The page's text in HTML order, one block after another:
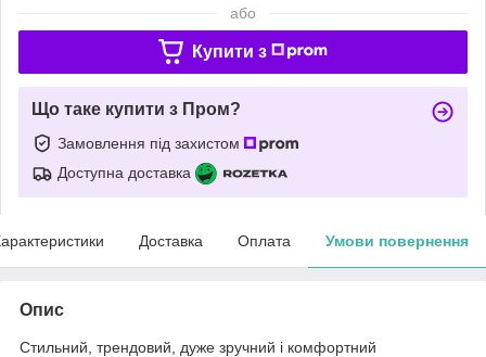
або
Купити з
Що таке купити з Пром?
Замовлення під захистом
Доступна доставка
Доставка Оплата Умови повернення
Опис
Стильний, трендовий, дуже зручний і комфортний